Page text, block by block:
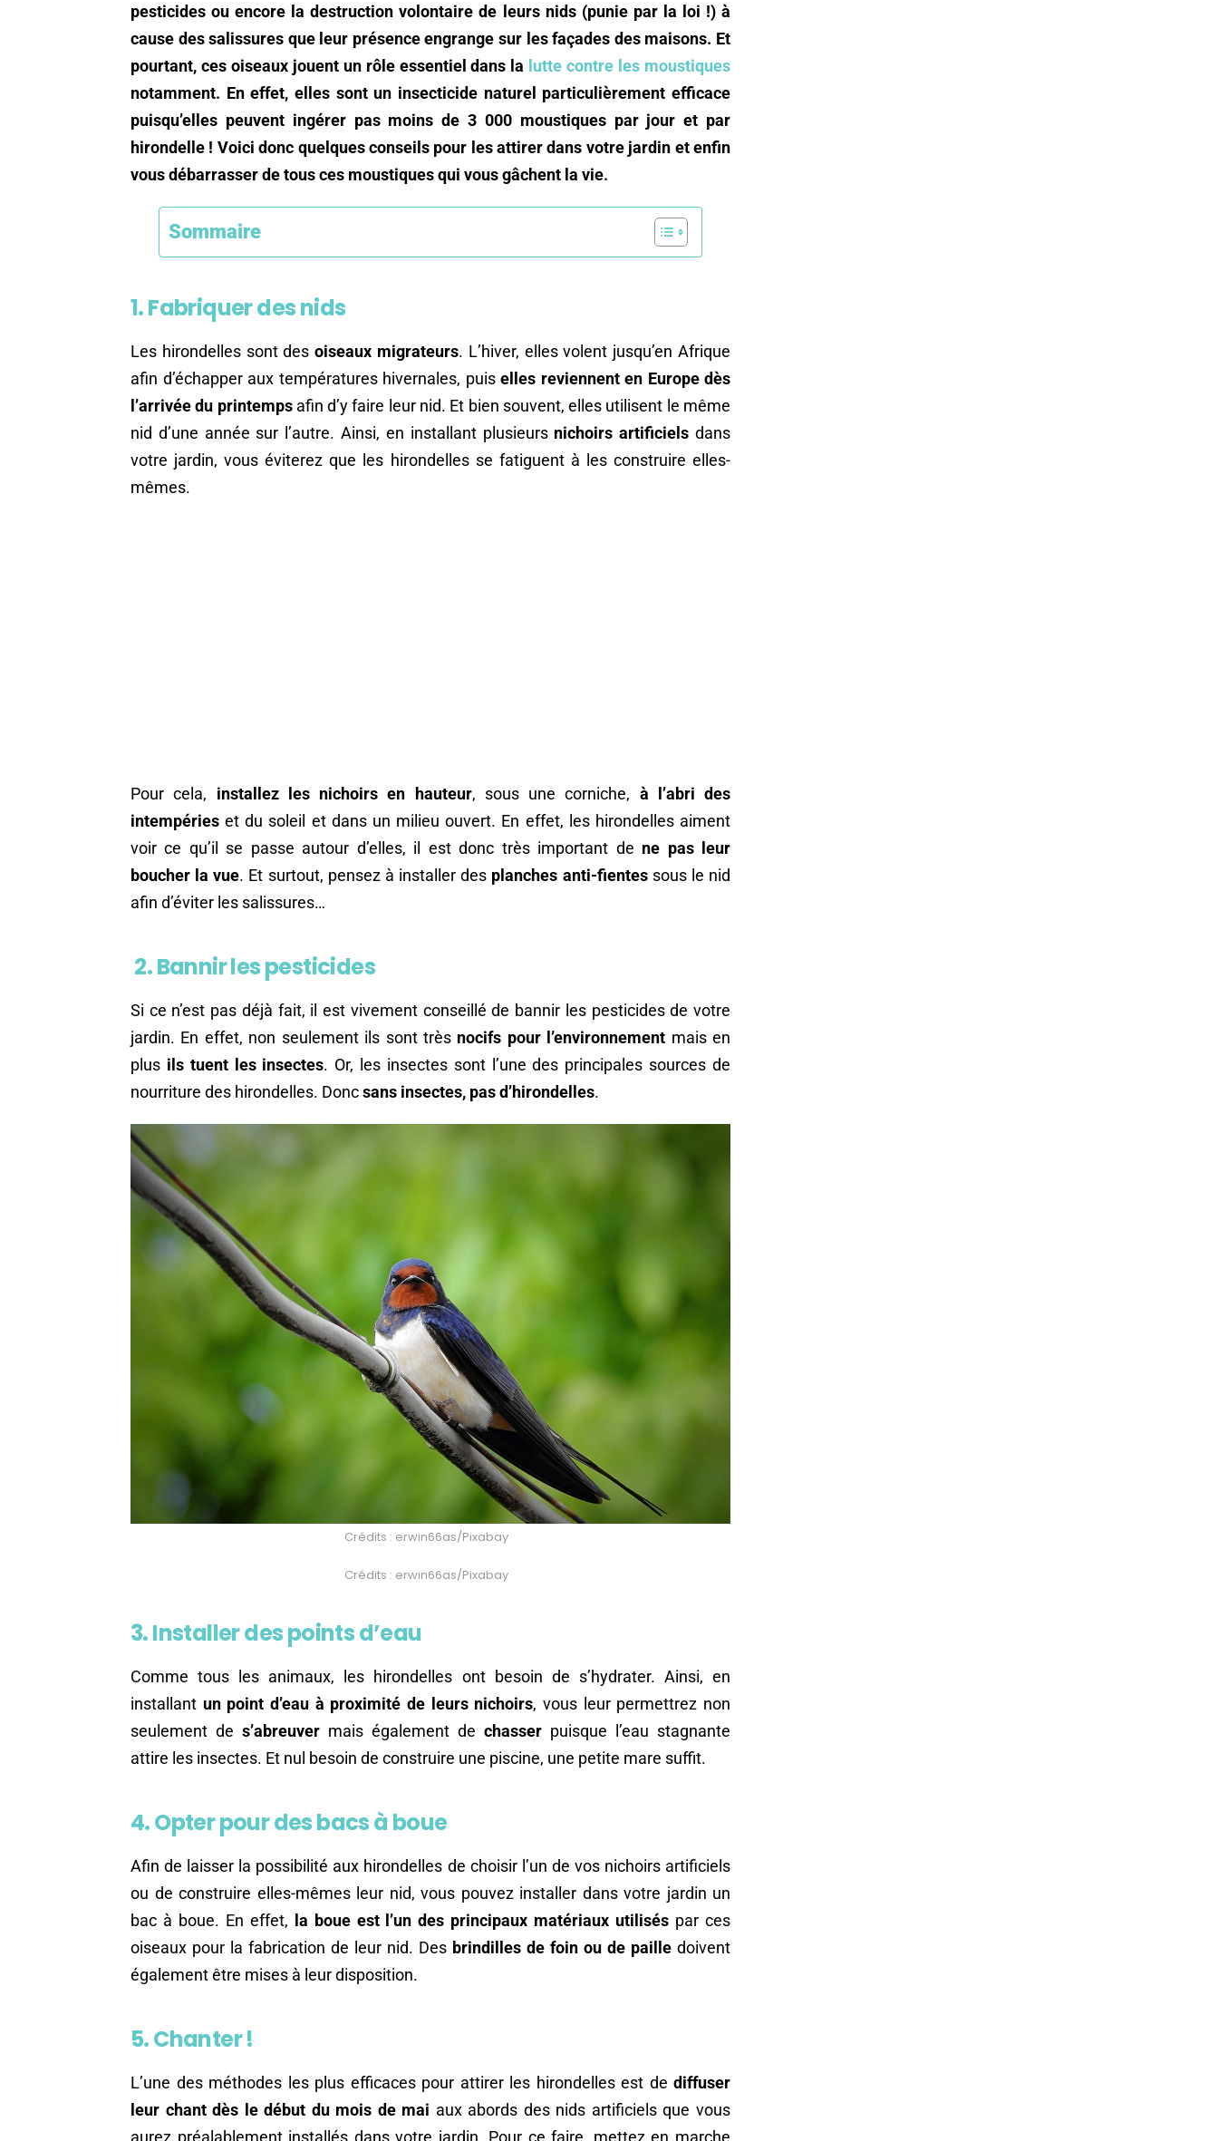
pesticides ou encore la destruction volontaire de leurs nids (punie par la loi !) à
cause des salissures que leur présence engrange sur les façades des maisons. Et
pourtant, ces oiseaux jouent un rôle essentiel dans la lutte contre les moustiques
notamment. En effet, elles sont un insecticide naturel particulièrement efficace
puisqu’elles peuvent ingérer pas moins de 3 000 moustiques par jour et par
hirondelle ! Voici donc quelques conseils pour les attirer dans votre jardin et enfin
vous débarrasser de tous ces moustiques qui vous gâchent la vie.
Sommaire
1. Fabriquer des nids
Les hirondelles sont desoiseaux migrateurs. L’hiver, elles volent jusqu’en Afrique
afin d’échapper aux températures hivernales, puis elles reviennent en Europe dès
l’arrivée du printempsafin d’y faire leur nid. Et bien souvent, elles utilisent le même
nid d’une année sur l’autre. Ainsi, en installant plusieurs nichoirs artificiels dans
votre jardin, vous éviterez que les hirondelles se fatiguent à les construire elles-
mêmes.
Pour cela, installez les nichoirs en hauteur, sous une corniche, à l’abri des
intempéries et du soleil et dans un milieu ouvert. En effet, les hirondelles aiment
voir ce qu’il se passe autour d’elles, il est donc très important de ne pas leur
boucher la vue. Et surtout, pensez à installer des planches anti-fientessous le nid
afin d’éviter les salissures…
2. Bannir les pesticides
Si ce n’est pas déjà fait, il est vivement conseillé de bannir les pesticides de votre
jardin. En effet, non seulement ils sont très nocifs pour l’environnement mais en
plus ils tuent les insectes. Or, les insectes sont l’une des principales sources de
nourriture des hirondelles. Doncsans insectes, pas d’hirondelles.
Crédits : erwin66as/Pixabay
Crédits : erwin66as/Pixabay
3. Installer des points d’eau
Comme tous les animaux, les hirondelles ont besoin de s’hydrater. Ainsi, en
installant un point d’eau à proximité de leurs nichoirs, vous leur permettrez non
seulement de s’abreuver mais également de chasser puisque l’eau stagnante
attire les insectes. Et nul besoin de construire une piscine, une petite mare suffit.
4. Opter pour des bacs à boue
Afin de laisser la possibilité aux hirondelles de choisir l’un de vos nichoirs artificiels
ou de construire elles-mêmes leur nid, vous pouvez installer dans votre jardin un
bac à boue. En effet,
la boue est l’un des principaux matériaux utilisés par ces
oiseaux pour la fabrication de leur nid. Des brindilles de foin ou de paille doivent
également être mises à leur disposition.
5. Chanter !
L’une des méthodes les plus efficaces pour attirer les hirondelles est de diffuser
leur chant dès le début du mois de mai aux abords des nids artificiels que vous
aurez préalablement installés dans votre jardin. Pour ce faire, mettez en marche